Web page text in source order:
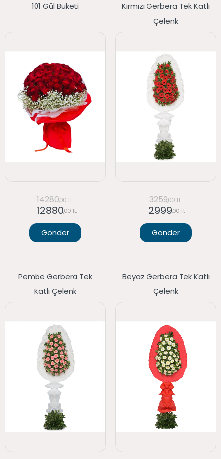
101 Gül Buketi
14280,00 TL
12880,00 TL
Gönder
Kırmızı Gerbera Tek Katlı
Çelenk
3259,00 TL
2999,00 TL
Gönder
Pembe Gerbera Tek
Katlı Çelenk
Beyaz Gerbera Tek Katlı
Çelenk